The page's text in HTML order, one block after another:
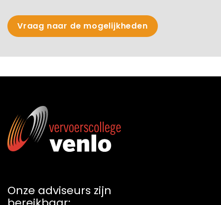
Vraag naar de mogelijkheden
Onze adviseurs zijn